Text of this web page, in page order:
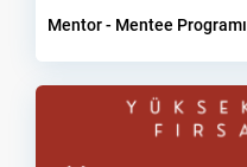
Mentor - Mentee Programı